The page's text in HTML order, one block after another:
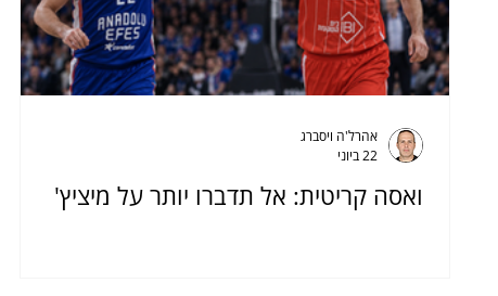
ואסה קריטית: אל תדברו יותר על מיציץ'
אהרל'ה ויסברג
22 ביוני